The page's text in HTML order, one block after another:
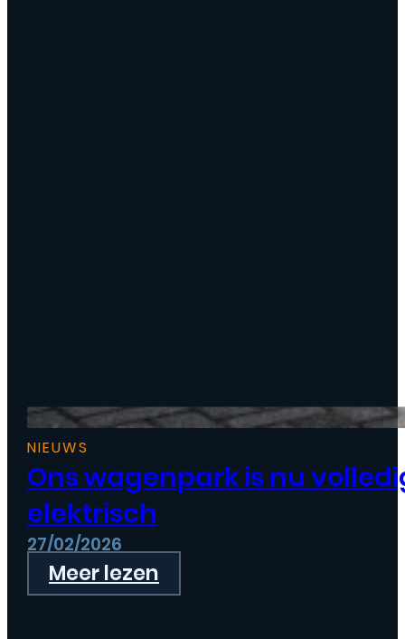
NIEUWS
Ons wagenpark is nu
elektrisch
27/02/2026
Meer lezen